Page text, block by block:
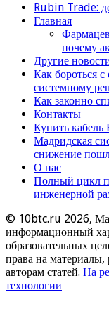
Rubin Trade:
Главная
почему
Другие
Как бороться
системному
Как законно
Контакты
Купить
Мадридская
снижение
О нас
Полный цикл
инженерной
© 10btc.ru 2026,
информационный
образовательных
права на
авторам статей. На
технологии